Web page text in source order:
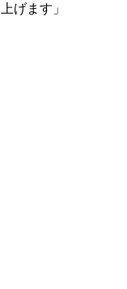
げます」